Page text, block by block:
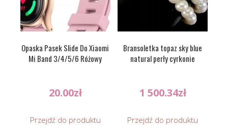
Opaska Pasek Slide Do Xiaomi
Mi Band 3/4/5/6 Różowy
20.00zł
Przejdź do produktu
Bransoletka topaz sky blue
natural perły cyrkonie
1 500.34zł
Przejdź do produktu